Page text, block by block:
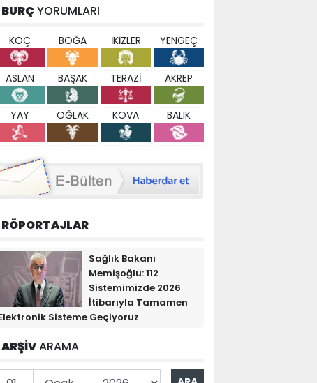
BURÇ YORUMLARI
KOÇ BOĞA İKİZLER YENGEÇ
ASLAN BAŞAK TERAZİ AKREP
YAY OĞLAK KOVA BALIK
RÖPORTAJLAR
Sağlık Bakanı
Memişoğlu: 112
Sistemimizde 2026
İtibarıyla Tamamen
Sisteme Geçiyoruz
ARŞİVARAMA